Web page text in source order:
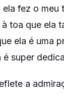
fez o meu
toa que ela
ela é uma
é super
a